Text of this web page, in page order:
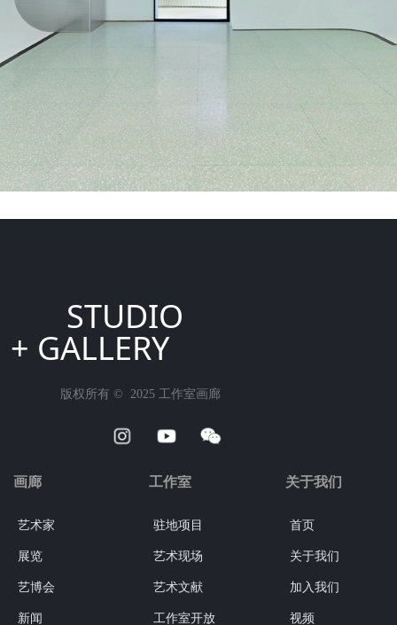
版权所有 ©  2025 工作室画廊
画廊
艺术家
展览
艺博会
新闻
驻地项目
艺术现场
艺术文献
工作室开放
工作室
首页
关于我们
加入我们
视频
关于我们
STUDIO
+ GALLERY